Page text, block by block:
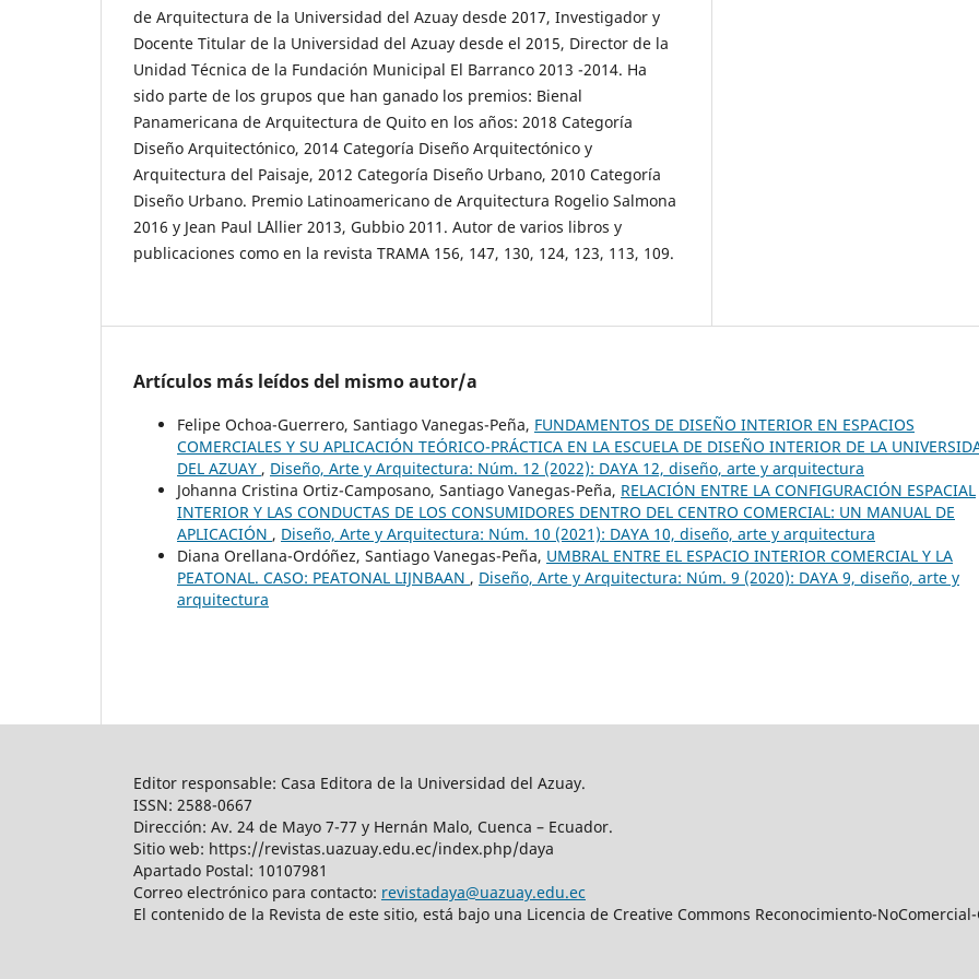
de Arquitectura de la Universidad del Azuay desde 2017, Investigador y
Docente Titular de la Universidad del Azuay desde el 2015, Director de la
Unidad Técnica de la Fundación Municipal El Barranco 2013 -2014. Ha
sido parte de los grupos que han ganado los premios: Bienal
Panamericana de Arquitectura de Quito en los años: 2018 Categoría
Diseño Arquitectónico, 2014 Categoría Diseño Arquitectónico y
Arquitectura del Paisaje, 2012 Categoría Diseño Urbano, 2010 Categoría
Diseño Urbano. Premio Latinoamericano de Arquitectura Rogelio Salmona
2016 y Jean Paul L´Allier 2013, Gubbio 2011. Autor de varios libros y
publicaciones como en la revista TRAMA 156, 147, 130, 124, 123, 113, 109.
Artículos más leídos del mismo autor/a
Felipe Ochoa-Guerrero, Santiago Vanegas-Peña, FUNDAMENTOS DE DISEÑO INTERIOR EN ESPACIOS
COMERCIALES Y SU APLICACIÓN TEÓRICO-PRÁCTICA EN LA ESCUELA DE DISEÑO INTERIOR DE LA
DEL AZUAY , Diseño, Arte y Arquitectura: Núm. 12 (2022): DAYA 12, diseño, arte y arquitectura
Johanna Cristina Ortiz-Camposano, Santiago Vanegas-Peña, RELACIÓN ENTRE LA CONFIGURACIÓN ESPACIAL
INTERIOR Y LAS CONDUCTAS DE LOS CONSUMIDORES DENTRO DEL CENTRO COMERCIAL: UN MANUAL DE
APLICACIÓN , Diseño, Arte y Arquitectura: Núm. 10 (2021): DAYA 10, diseño, arte y arquitectura
Diana Orellana-Ordóñez, Santiago Vanegas-Peña, UMBRAL ENTRE EL ESPACIO INTERIOR COMERCIAL Y LA
PEATONAL. CASO: PEATONAL LIJNBAAN , Diseño, Arte y Arquitectura: Núm. 9 (2020): DAYA 9, diseño, arte y
arquitectura
Editor responsable: Casa Editora de la Universidad del Azuay.
ISSN: 2588-0667
Dirección: Av. 24 de Mayo 7-77 y Hernán Malo, Cuenca – Ecuador.
Sitio web: https://revistas.uazuay.edu.ec/index.php/daya
Apartado Postal: 10107981
Correo electrónico para contacto: revistadaya@uazuay.edu.ec
El contenido de la Revista de este sitio, está bajo una Licencia de Creative Commons Reconocimiento-